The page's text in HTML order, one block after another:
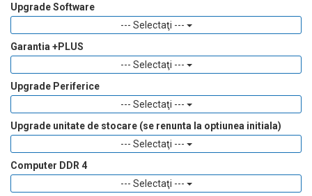
Upgrade Software
--- Selectaţi ---
Garantia +PLUS
--- Selectaţi ---
Upgrade Periferice
--- Selectaţi ---
Upgrade unitate de stocare (se renunta la optiunea initiala)
--- Selectaţi ---
Computer DDR 4
--- Selectaţi ---